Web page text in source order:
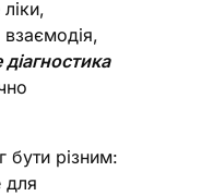
взаємодія,
діагностика
бути різним:
для